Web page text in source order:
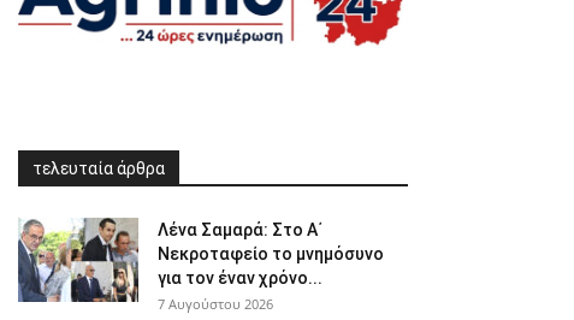
τελευταία άρθρα
Λένα Σαμαρά: Στο Α΄
Νεκροταφείο το μνημόσυνο
για τον έναν χρόνο...
7 Αυγούστου 2026